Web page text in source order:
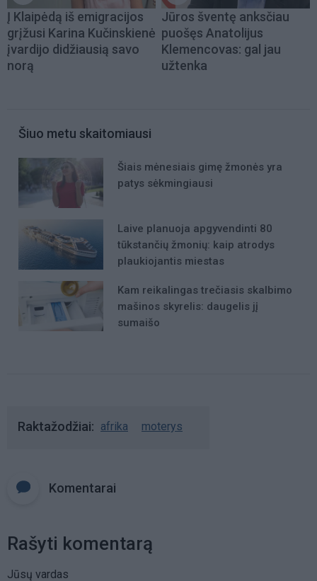
Į Klaipėdą iš emigracijos
grįžusi Karina Kučinskienė
įvardijo didžiausią savo
norą
Jūros šventę anksčiau
puošęs Anatolijus
Klemencovas: gal jau
užtenka
Šiuo metu skaitomiausi
Šiais mėnesiais gimę žmonės yra
patys sėkmingiausi
Laive planuoja apgyvendinti 80
tūkstančių žmonių: kaip atrodys
plaukiojantis miestas
Kam reikalingas trečiasis skalbimo
mašinos skyrelis: daugelis jį
sumaišo
Raktažodžiai afrika moterys
Komentarai
Rašyti komentarą
Jūsų vardas